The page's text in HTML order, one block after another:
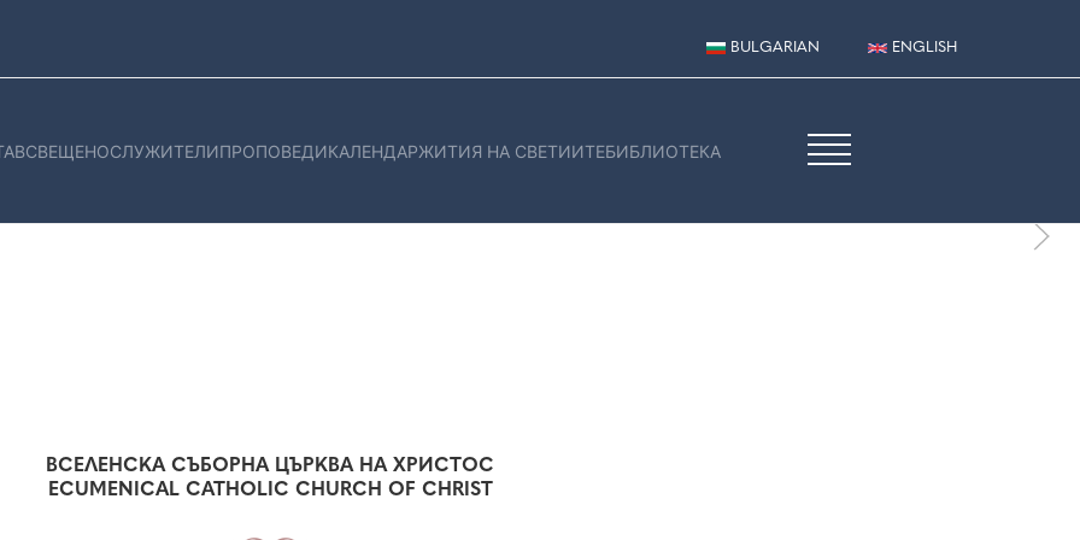
BULGARIAN ENGLISH
СВЕЩЕНОСЛУЖИТЕЛИПРОПОВЕДИКАЛЕНДАРЖИТИЯ НА СВЕТИИТЕБИБЛИОТЕКА
ВСЕЛЕНСКА СЪБОРНА ЦЪРКВА НА ХРИСТОС
ECUMENICAL CATHOLIC CHURCH OF CHRIST